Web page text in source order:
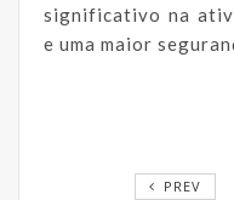
significativo na
e uma maior
PREV